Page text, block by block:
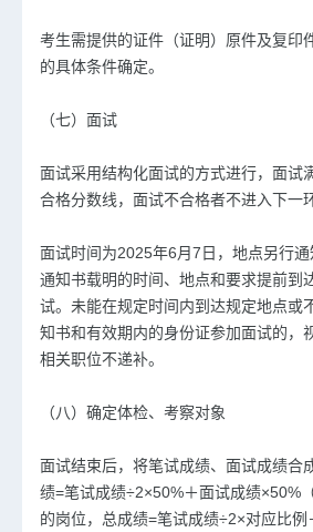
考生需提供的证件（证明）原件及复印
的具体条件确定。
（七）面试
面试采用结构化面试的方式进行，面试
合格分数线，面试不合格者不进入下一
面试时间为2025年6月7日，地点另行
通知书载明的时间、地点和要求提前到
试。未能在规定时间内到达规定地点或
知书和有效期内的身份证参加面试的，
相关职位不递补。
（八）确定体检、考察对象
面试结束后，将笔试成绩、面试成绩合
绩=笔试成绩÷2×50%＋面试成绩×50%
的岗位，总成绩=笔试成绩÷2×对应比